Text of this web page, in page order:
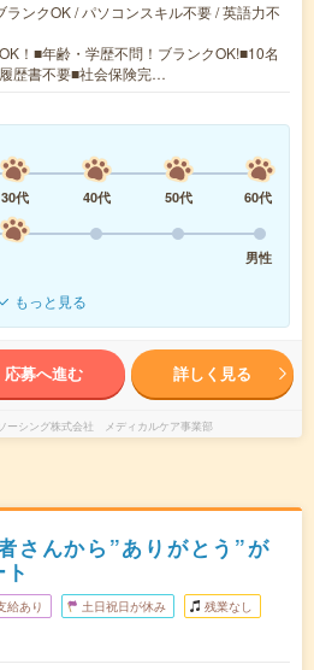
ランクOK / パソコンスキル不要 / 英語力不
！■年齢・学歴不問！ブランクOK!■10名
歴書不要■社会保険完…
30代 40代 50代
60代
男性
もっと見る
応募へ進む 詳しく見る
ーシング株式会社 メディカルケア事業部
さんから”ありがとう”が
給あり 土日祝日が休み 残業なし